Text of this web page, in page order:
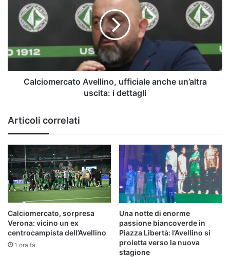
ufficiale
anche
un’altra
i
dettagli
Calciomercato Avellino, ufficiale anche un’altra
uscita: i dettagli
Articoli correlati
Calciomercato, sorpresa
Verona: vicino un ex
centrocampista dell’Avellino
1 ora fa
Una notte di enorme
passione biancoverde in
Piazza Libertà: l’Avellino si
proietta verso la nuova
stagione